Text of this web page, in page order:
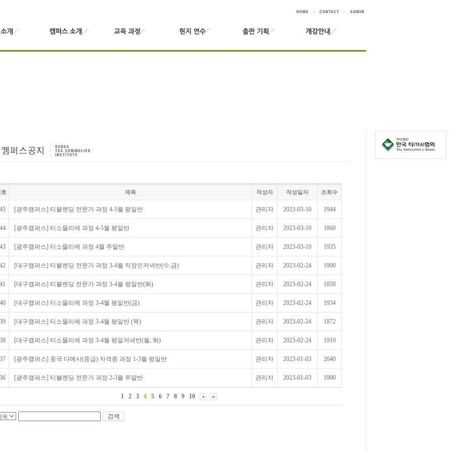
제목 작성자 작성일자 조회수
[광주캠퍼스] 티블렌딩 전문가 과정 4-5월 평일반 관리자 2023-03-10 1944
[광주캠퍼스] 티소믈리에 과정 4-5월 평일반 관리자 2023-03-10 1860
[광주캠퍼스] 티소믈리에 과정 4월 주말반 관리자 2023-03-10 1935
[대구캠퍼스] 티블렌딩 전문가 과정 3-4월 직장인저녁반(수,금) 관리자 2023-02-24 1900
[대구캠퍼스] 티블렌딩 전문가 과정 3-4월 평일반(화) 관리자 2023-02-24 1850
[대구캠퍼스] 티소믈리에 과정 3-4월 평일반(금) 관리자 2023-02-24 1934
[대구캠퍼스] 티소믈리에 과정 3-4월 평일반 (목) 관리자 2023-02-24 1872
[대구캠퍼스] 티소믈리에 과정 3-4월 평일저녁반(월, 화) 관리자 2023-02-24 1919
[광주캠퍼스] 중국 다예사(중급) 자격증 과정 1-3월 평일반 관리자 2023-01-03 2040
[광주캠퍼스] 티블렌딩 전문가 과정 2-3월 주말반 관리자 2023-01-03 1990
1 2 3 4 5 6 7 8 9 10